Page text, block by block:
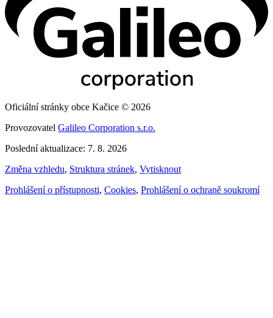
Oficiální stránky obce Kačice © 2026
Provozovatel Galileo Corporation s.r.o.
Poslední aktualizace: 7. 8. 2026
Změna vzhledu, Struktura stránek, Vytisknout
Prohlášení o přístupnosti, Cookies, Prohlášení o ochraně soukromí